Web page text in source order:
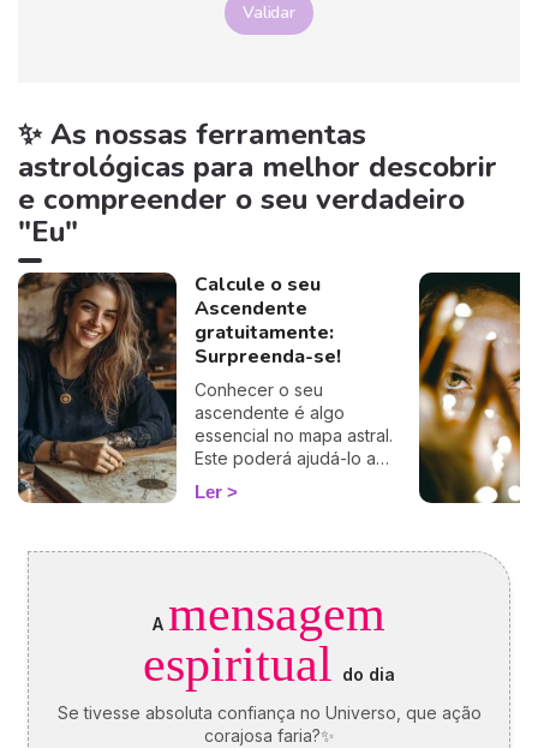
Validar
✨ As nossas ferramentas
astrológicas para melhor descobrir
e compreender o seu verdadeiro
"Eu"
Calcule o seu
Ascendente
gratuitamente:
Surpreenda-se!
Conhecer o seu
ascendente é algo
essencial no mapa astral.
Este poderá ajudá-lo a
compreender o porquê de
alguns comportamentos e
outros… Calcule o seu
influencia o seu Signo Solar
e as suas relações. É um
cálculo simples e fiável a
100%, apenas precisa de
ter a hora e o local do seu
nascimento.
Ler
A mensagem
espiritual do dia
Se tivesse absoluta confiança no Universo, que ação
corajosa faria?✨